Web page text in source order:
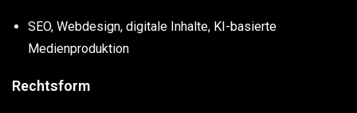
SEO, Webdesign, digitale Inhalte, KI-basierte
Medienproduktion
Rechtsform